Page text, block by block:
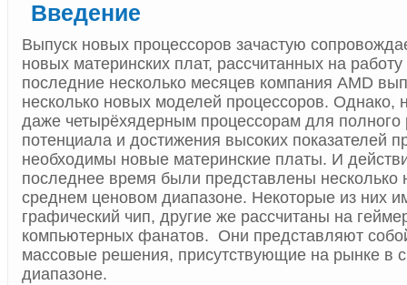
Введение
Выпуск новых процессоров зачастую
новых материнских плат, рассчитанных на
последние несколько месяцев компания AMD
несколько новых моделей процессоров. Однако,
даже четырёхядерным процессорам для полного
потенциала и достижения высоких показателей
необходимы новые материнские платы. И
последнее время были представлены несколько
среднем ценовом диапазоне. Некоторые из них
графический чип, другие же рассчитаны на
компьютерных фанатов. Они представляют
массовые решения, присутствующие на рынке в
диапазоне.